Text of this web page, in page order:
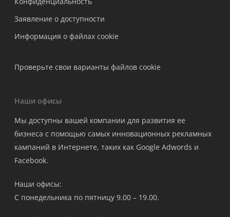
Заявление о доступности
Информация о файлах cookie
Проверьте свои варианты файлов cookie
Наши офисы
Мы доступны вашей компании для развития ее
бизнеса с помощью самых инновационных рекламных
кампаний в Интернете, таких как Google Adwords и
Facebook.
Наши офисы:
С понедельника по пятницу 9.00 – 19.00.